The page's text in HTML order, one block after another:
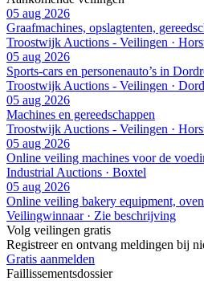
05 aug 2026
Graafmachines, opslagtenten,
Troostwijk Auctions - Veilingen ·
05 aug 2026
Sports-cars en personenauto’s in
Troostwijk Auctions - Veilingen ·
05 aug 2026
Machines en gereedschappen
Troostwijk Auctions - Veilingen ·
05 aug 2026
Online veiling machines voor de
Industrial Auctions · Boxtel
05 aug 2026
Online veiling bakery equipment,
Veilingwinnaar · Zie beschrijving
Volg veilingen gratis
Registreer en ontvang meldingen bij
Gratis aanmelden
Faillissementsdossier